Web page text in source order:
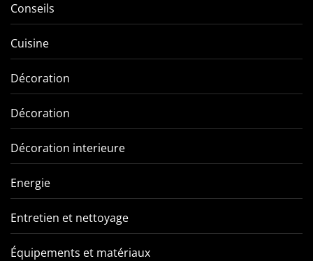
Conseils
Cuisine
Décoration
Décoration
Décoration interieure
Energie
Entretien et nettoyage
Équipements et matériaux